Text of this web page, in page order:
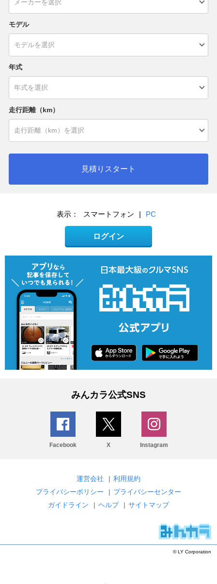
モデル
年式
走行距離（km）
見積りスタート
表示： スマートフォン | PC
ログイン
みんカラ公式SNS
Facebook X Instagram
運営会社 | 利用規約
プライバシーポリシー
| プライバシーセンター
ガイドライン
| ヘルプ | サイトマップ
© LY Corporation